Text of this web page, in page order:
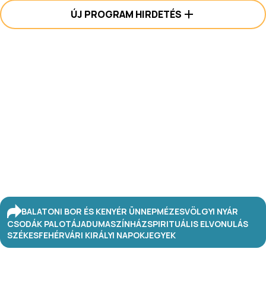
ÚJ PROGRAM HIRDETÉS
BALATONI BOR ÉS KENYÉR ÜNNEPMÉZESVÖLGYI NYÁR
CSODÁK PALOTÁJADUMASZÍNHÁZSPIRITUÁLIS ELVONULÁS
SZÉKESFEHÉRVÁRI KIRÁLYI NAPOKJEGYEK